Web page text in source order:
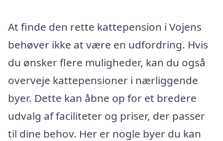
At finde den rette kattepension i Vojens
behøver ikke at være en udfordring. Hvis
du ønsker flere muligheder, kan du også
overveje kattepensioner i nærliggende
byer. Dette kan åbne op for et bredere
udvalg af faciliteter og priser, der passer
til dine behov. Her er nogle byer du kan